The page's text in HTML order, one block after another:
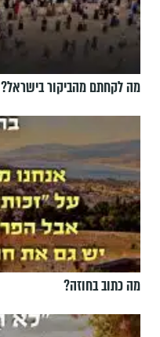
מה לקחתם מהביקור בישראל?
מה כתוב בחוזה?